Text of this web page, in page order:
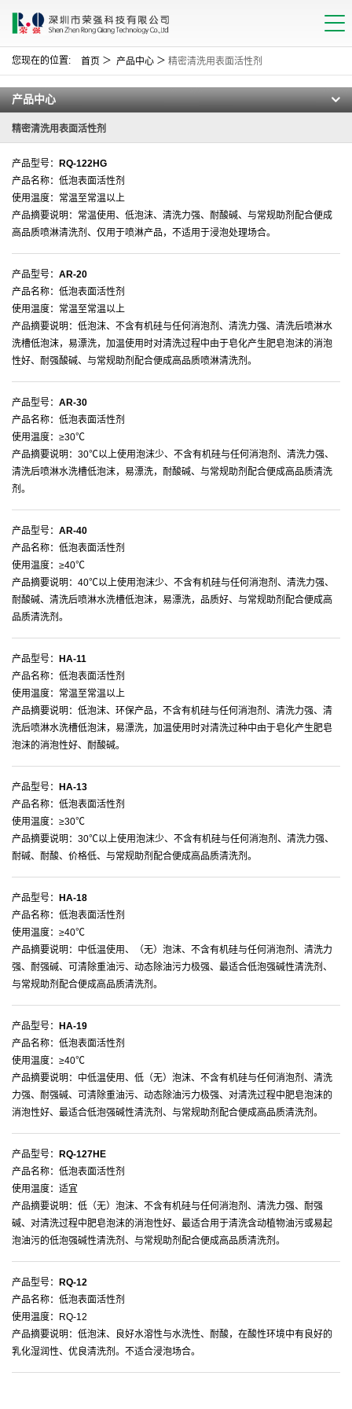
您现在的位置: 首页 ＞ 产品中心 ＞ 精密清洗用表面活性剂
产品中心
精密清洗用表面活性剂
产品型号： RQ-122HG
产品名称：低泡表面活性剂
使用温度：常温至常温以上
产品摘要说明：常温使用、低泡沫、清洗力强、耐酸碱、与常规助剂配合便成
高品质喷淋清洗剂、仅用于喷淋产品，不适用于浸泡处理场合。
产品型号： AR-20
产品名称：低泡表面活性剂
使用温度：常温至常温以上
产品摘要说明：低泡沫、不含有机硅与任何消泡剂、清洗力强、清洗后喷淋水
洗槽低泡沫，易漂洗，加温使用时对清洗过程中由于皂化产生肥皂泡沫的消泡
性好、耐强酸碱、与常规助剂配合便成高品质喷淋清洗剂。
产品型号： AR-30
产品名称：低泡表面活性剂
使用温度：≥30℃
产品摘要说明：30℃以上使用泡沫少、不含有机硅与任何消泡剂、清洗力强、
清洗后喷淋水洗槽低泡沫，易漂洗，耐酸碱、与常规助剂配合便成高品质清洗
剂。
产品型号： AR-40
产品名称：低泡表面活性剂
使用温度：≥40℃
产品摘要说明：40℃以上使用泡沫少、不含有机硅与任何消泡剂、清洗力强、
耐酸碱、清洗后喷淋水洗槽低泡沫，易漂洗，品质好、与常规助剂配合便成高
品质清洗剂。
产品型号： HA-11
产品名称：低泡表面活性剂
使用温度：常温至常温以上
产品摘要说明：低泡沫、环保产品，不含有机硅与任何消泡剂、清洗力强、清
洗后喷淋水洗槽低泡沫，易漂洗，加温使用时对清洗过种中由于皂化产生肥皂
泡沫的消泡性好、耐酸碱。
产品型号： HA-13
产品名称：低泡表面活性剂
使用温度：≥30℃
产品摘要说明：30℃以上使用泡沫少、不含有机硅与任何消泡剂、清洗力强、
耐碱、耐酸、价格低、与常规助剂配合便成高品质清洗剂。
产品型号： HA-18
产品名称：低泡表面活性剂
使用温度：≥40℃
产品摘要说明：中低温使用、（无）泡沫、不含有机硅与任何消泡剂、清洗力
强、耐强碱、可清除重油污、动态除油污力极强、最适合低泡强碱性清洗剂、
与常规助剂配合便成高品质清洗剂。
产品型号： HA-19
产品名称：低泡表面活性剂
使用温度：≥40℃
产品摘要说明：中低温使用、低（无）泡沫、不含有机硅与任何消泡剂、清洗
力强、耐强碱、可清除重油污、动态除油污力极强、对清洗过程中肥皂泡沫的
消泡性好、最适合低泡强碱性清洗剂、与常规助剂配合便成高品质清洗剂。
产品型号： RQ-127HE
产品名称：低泡表面活性剂
使用温度：适宜
产品摘要说明：低（无）泡沫、不含有机硅与任何消泡剂、清洗力强、耐强
碱、对清洗过程中肥皂泡沫的消泡性好、最适合用于清洗含动植物油污或易起
泡油污的低泡强碱性清洗剂、与常规助剂配合便成高品质清洗剂。
产品型号： RQ-12
产品名称：低泡表面活性剂
使用温度：RQ-12
产品摘要说明：低泡沫、良好水溶性与水洗性、耐酸，在酸性环境中有良好的
乳化湿润性、优良清洗剂。不适合浸泡场合。